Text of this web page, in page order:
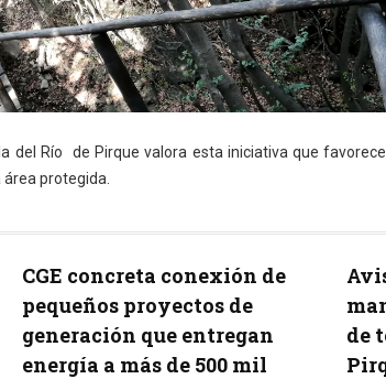
del Río de Pirque valora esta iniciativa que
protegida.
CGE concreta conexión de
pequeños proyectos de
generación que entregan
energía a más de 500 mil
de